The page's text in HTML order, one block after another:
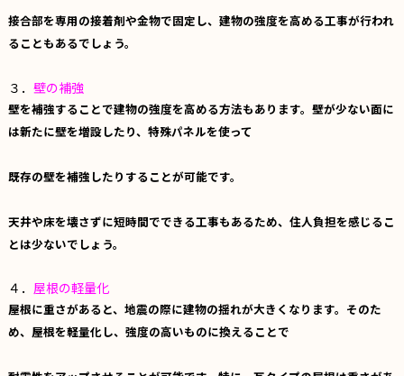
接合部を専用の接着剤や金物で固定し、建物の強度を高める工事が行われ
ることもあるでしょう。
３． 壁の補強
壁を補強することで建物の強度を高める方法もあります。壁が少ない面に
は新たに壁を増設したり、特殊パネルを使って
既存の壁を補強したりすることが可能です。
天井や床を壊さずに短時間でできる工事もあるため、住人負担を感じるこ
とは少ないでしょう。
４． 屋根の軽量化
屋根に重さがあると、地震の際に建物の揺れが大きくなります。そのた
め、屋根を軽量化し、強度の高いものに換えることで